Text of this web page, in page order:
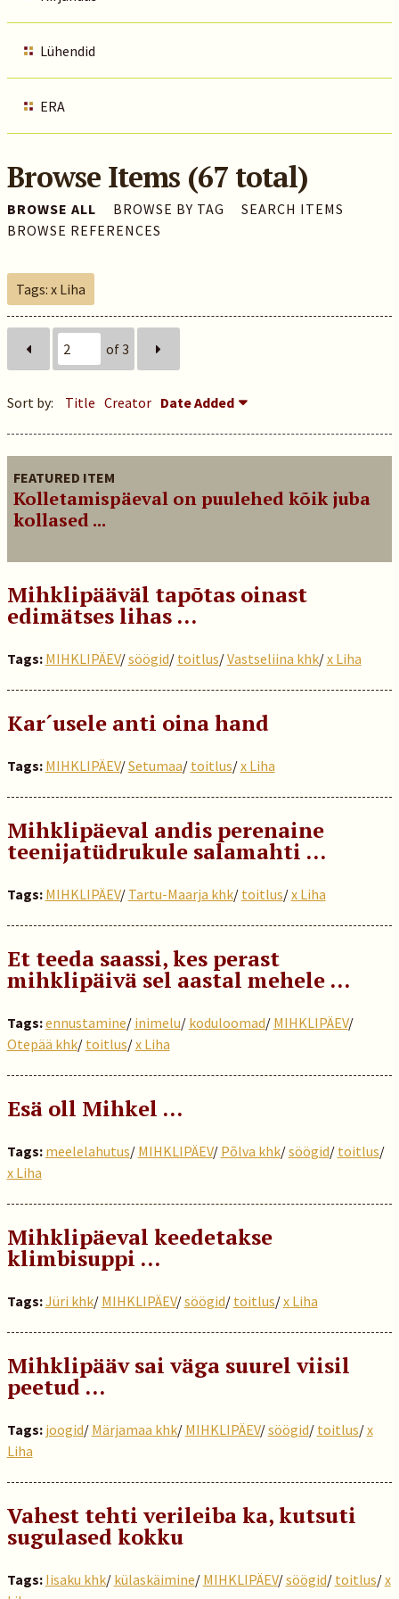
Lühendid
ERA
Browse Items (67 total)
BROWSE ALL BROWSE BY TAG
SEARCH ITEMS
BROWSE REFERENCES
Tags: x Liha
of 3
Sort by: Title Creator Date Added
FEATURED ITEM
Kolletamispäeval on puulehed kõik juba
kollased ...
Mihklipääväl tapõtas oinast
edimätses lihas …
Tags: MIHKLIPÄEV/söögid/ toitlus/Vastseliina khk/x Liha
Kar´usele anti oina hand
Tags: MIHKLIPÄEV/Setumaa/ toitlus/x Liha
Mihklipäeval andis perenaine
teenijatüdrukule salamahti …
Tags: MIHKLIPÄEV/ Tartu-Maarja khk/ toitlus/x Liha
Et teeda saassi, kes perast
mihklipäivä sel aastal mehele …
Tags:ennustamine/ inimelu/ koduloomad/ MIHKLIPÄEV/
Otepää khk/ toitlus/x Liha
Esä oll Mihkel …
Tags: meelelahutus/ MIHKLIPÄEV/ Põlva khk/söögid/ toitlus/
x Liha
Mihklipäeval keedetakse
klimbisuppi …
Tags:Jüri khk/ MIHKLIPÄEV/söögid/ toitlus/x Liha
Mihklipääv sai väga suurel viisil
peetud …
Tags: joogid/ Märjamaa khk/ MIHKLIPÄEV/söögid/ toitlus/x
Liha
Vahest tehti verileiba ka, kutsuti
sugulased kokku
Tags: Iisaku khk/ külaskäimine/ MIHKLIPÄEV/söögid/ toitlus/x